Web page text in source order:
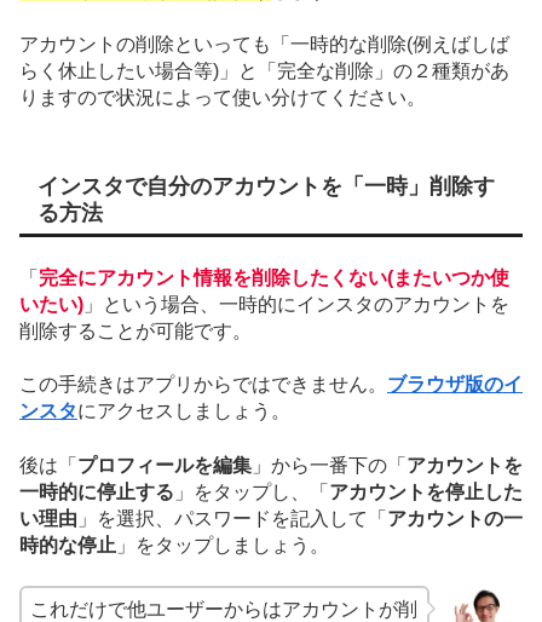
アカウントの削除といっても「一時的な削除(例えばしば
らく休止したい場合等)」と「完全な削除」の２種類があ
りますので状況によって使い分けてください。
インスタで自分のアカウントを「一時」削除す
る方法
「 完全にアカウント情報を削除したくない(またいつか使
いたい) 」という場合、一時的にインスタのアカウントを
削除することが可能です。
この手続きはアプリからではできません。 ブラウザ版のイ
ンスタにアクセスしましょう。
後は「 プロフィールを編集 」から一番下の「 アカウントを
一時的に停止する 」をタップし、「 アカウントを停止した
い理由 」を選択、パスワードを記入して「 アカウントの一
時的な停止 」をタップしましょう。
これだけで他ユーザーからはアカウントが削